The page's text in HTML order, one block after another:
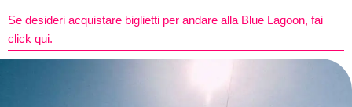
Se desideri acquistare biglietti per andare alla Blue Lagoon, fai
click qui.